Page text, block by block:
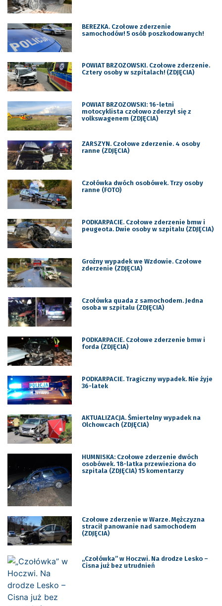
BEREZKA. Czołowe zderzenie
samochodów! 5 osób poszkodowanych!
POWIAT BRZOZOWSKI. Czołowe zderzenie.
Cztery osoby w szpitalach! (ZDJĘCIA)
POWIAT BRZOZOWSKI: 16-letni
motocyklista czołowo zderzył się z
volkswagenem (ZDJĘCIA)
ZARSZYN. Czołowe zderzenie. 4 osoby
ranne (ZDJĘCIA)
Czołówka dwóch osobówek. Trzy osoby
ranne (FOTO)
PODKARPACIE. Czołowe zderzenie bmw i
peugeota. Dwie osoby w szpitalu (ZDJĘCIA)
Groźny wypadek we Wzdowie. Czołowe
zderzenie (ZDJĘCIA)
Czołówka quada z samochodem. Jedna
osoba w szpitalu (ZDJĘCIA)
PODKARPACIE. Czołowe zderzenie bmw i
forda (ZDJĘCIA)
PODKARPACIE. Tragiczny wypadek. Nie żyje
36-latek
AKTUALIZACJA. Śmiertelny wypadek na
Olchowcach (ZDJĘCIA)
HUMNISKA: Czołowe zderzenie dwóch
osobówek. 18-latka przewieziona do
szpitala (ZDJĘCIA) 15 komentarzy
Czołowe zderzenie w Warze. Mężczyzna
stracił panowanie nad samochodem
(ZDJĘCIA)
„Czołówka” w Hoczwi. Na drodze Lesko –
Cisna już bez utrudnień